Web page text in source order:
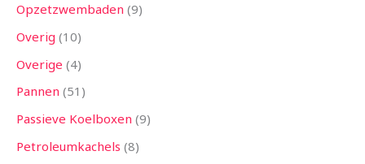
Opzetzwembaden 9
Overig 10
Overige 4
Pannen 51
Passieve Koelboxen 9
Petroleumkachels 8